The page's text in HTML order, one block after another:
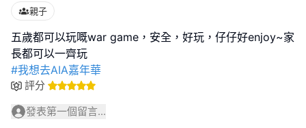
親子
五歲都可以玩嘅war game，安全，好玩，仔仔好enjoy~家
#我想去AIA嘉年華
評分
發表第一個留言...